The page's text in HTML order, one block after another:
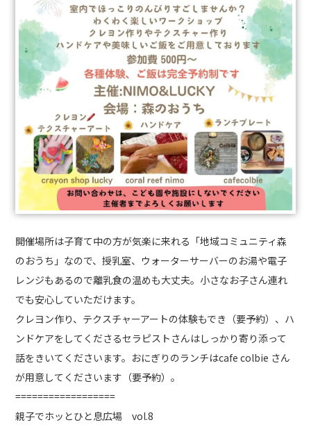
開催場所は子育て中の方が気楽に来れる「地域コミュニティ森
のおうち」なので、授乳室、ウォーターサーバーのお湯や電子
レンジもあるので離乳食の温めも大丈夫。小さなお子さん連れ
でも安心していただけます。
クレヨン作り、テクスチャーアートの体験もでき（要予約）、ハ
ンドケアをしてくださるセラピストさんはしっかり寄り添って
話をきいてくださいます。おにぎりのランチはcafe colbie さん
が用意してくださいます（要予約）。
==================
親子でホッとひと息広場 vol.8